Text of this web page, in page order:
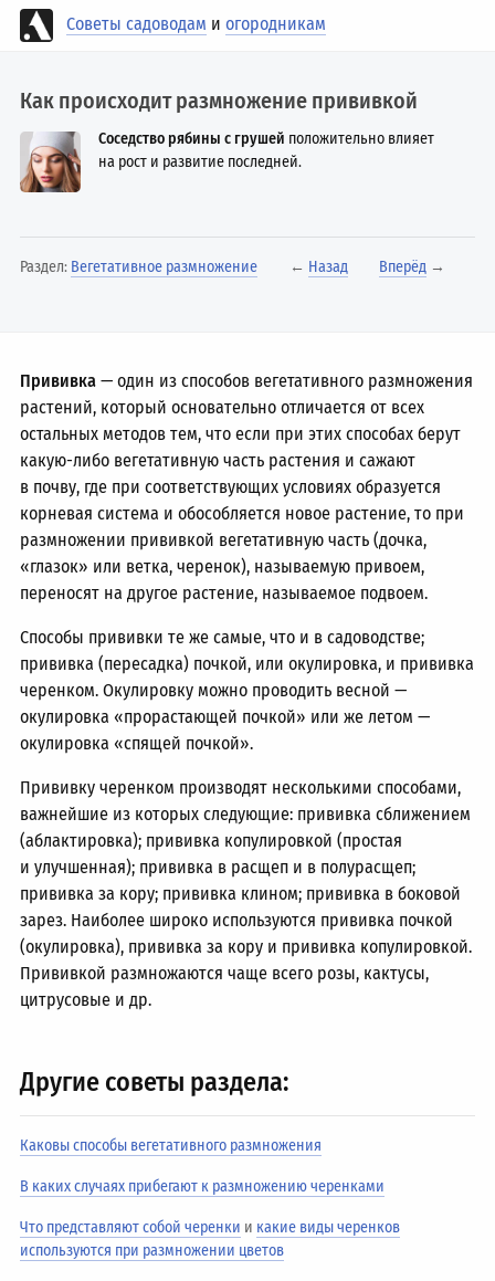
Советы садоводам иогородникам
Как происходит размножение прививкой
Соседство рябины с грушей положительно влияет
на рост и развитие последней.
Раздел: Вегетативное размножение ← Назад Вперёд →
Прививка — один из способов вегетативного размножения
растений, который основательно отличается от всех
остальных методов тем, что если при этих способах берут
какую-либо вегетативную часть растения и сажают
в почву, где при соответствующих условиях образуется
корневая система и обособляется новое растение, то при
размножении прививкой вегетативную часть (дочка,
«глазок» или ветка, черенок), называемую привоем,
переносят на другое растение, называемое подвоем.
Способы прививки те же самые, что и в садоводстве;
прививка (пересадка) почкой, или окулировка, и прививка
черенком. Окулировку можно проводить весной —
окулировка «прорастающей почкой» или же летом —
окулировка «спящей почкой».
Прививку черенком производят несколькими способами,
важнейшие из которых следующие: прививка сближением
(аблактировка); прививка копулировкой (простая
и улучшенная); прививка в расщеп и в полурасщеп;
прививка за кору; прививка клином; прививка в боковой
зарез. Наиболее широко используются прививка почкой
(окулировка), прививка за кору и прививка копулировкой.
Прививкой размножаются чаще всего розы, кактусы,
цитрусовые и др.
Другие советы раздела:
Каковы способы вегетативного размножения
В каких случаях прибегают к размножению черенками
Что представляют собой черенки и какие виды черенков
используются при размножении цветов